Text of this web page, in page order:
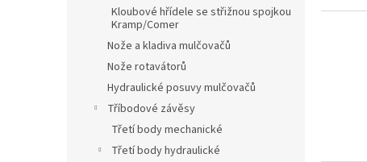
Kloubové hřídele se střižnou spojkou
Kramp/Comer
Nože a kladiva mulčovačů
Nože rotavátorů
Hydraulické posuvy mulčovačů
Tříbodové závěsy
Třetí body mechanické
Třetí body hydraulické